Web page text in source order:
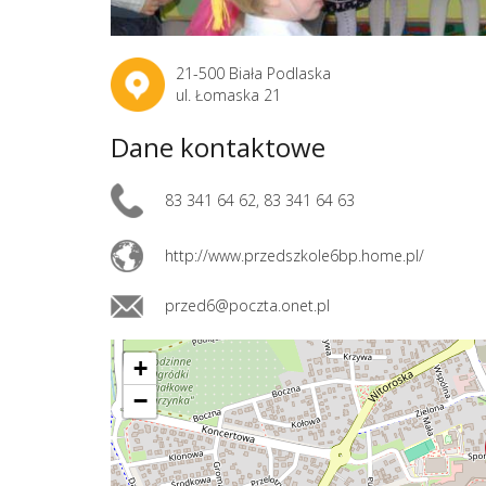
21-500 Biała Podlaska
ul. Łomaska 21
Dane kontaktowe
83 341 64 62, 83 341 64 63
http://www.przedszkole6bp.home.pl/
przed6@poczta.onet.pl
+
−